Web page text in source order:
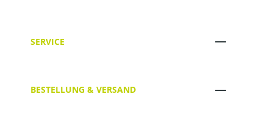
SERVICE
BESTELLUNG & VERSAND